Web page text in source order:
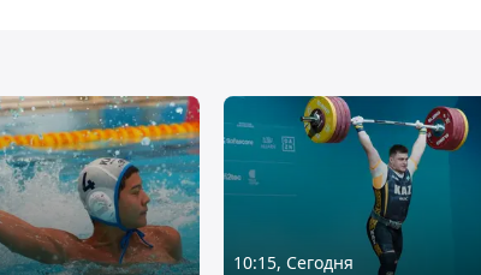
10:15, Сегодня